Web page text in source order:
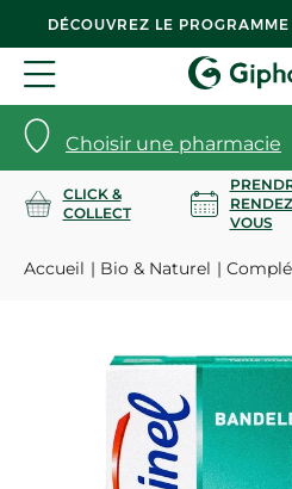
DÉCOUVREZ LE
Choisir une pharmacie
CLICK &
COLLECT
VOUS
Accueil Bio & Naturel